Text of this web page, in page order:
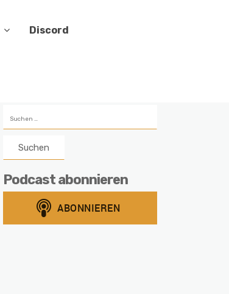
Discord
nach:
Podcast abonnieren